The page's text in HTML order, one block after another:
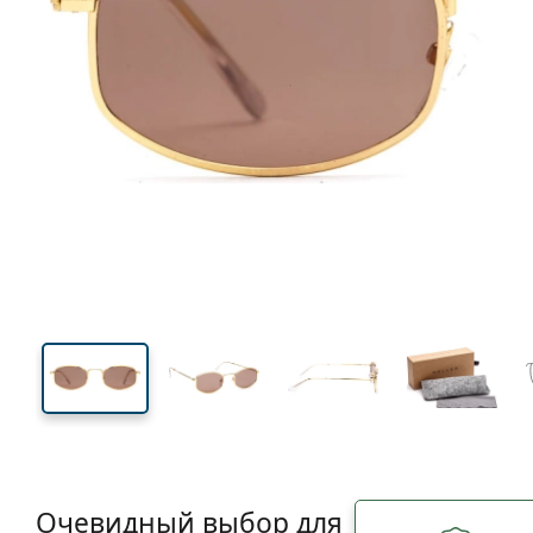
32 mm
Высота линзы
46 mm
Ширина линзы
Очевидный выбор для